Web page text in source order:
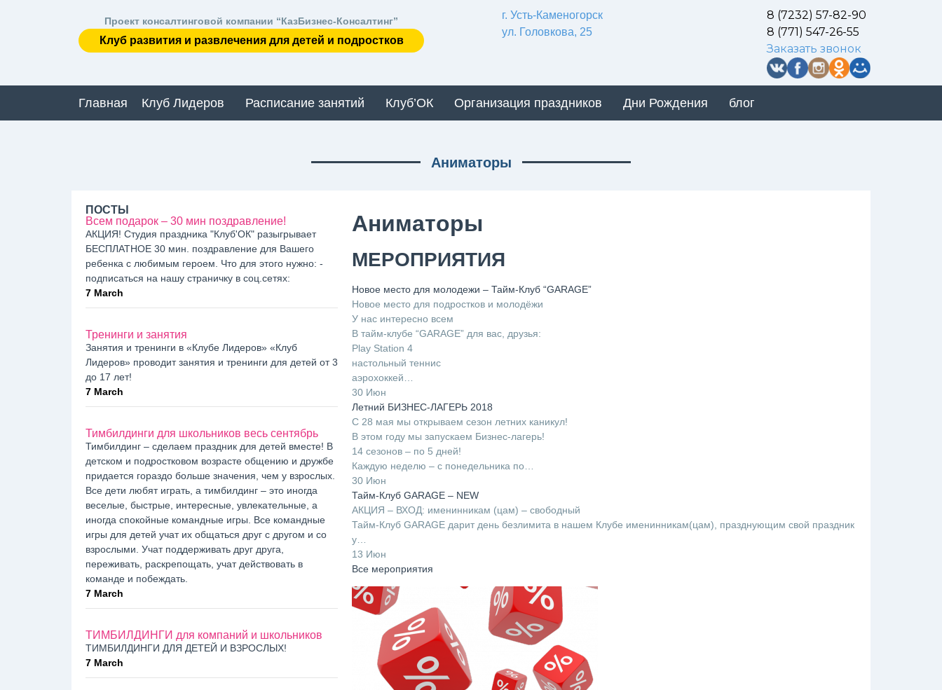
Проект консалтинговой компании “КазБизнес-Консалтинг”
Клуб развития и развлечения для детей и подростков
г. Усть-Каменогорск
ул. Головкова, 25
8 (7232) 57-82-90
8 (771) 547-26-55
Заказать звонок
Главная Клуб Лидеров Расписание занятий Клуб’ОК Организация праздников Дни Рождения блог
Аниматоры
ПОСТЫ
Всем подарок – 30 мин поздравление!
АКЦИЯ! Студия праздника "Клуб'ОК" разыгрывает
БЕСПЛАТНОЕ 30 мин. поздравление для Вашего
ребенка с любимым героем. Что для этого нужно: -
подписаться на нашу страничку в соц.сетях:
7 March
Тренинги и занятия
Занятия и тренинги в «Клубе Лидеров» «Клуб
Лидеров» проводит занятия и тренинги для детей от 3
до 17 лет!
7 March
Тимбилдинги для школьников весь сентябрь
Тимбилдинг – сделаем праздник для детей вместе! В
детском и подростковом возрасте общению и дружбе
придается гораздо больше значения, чем у взрослых.
Все дети любят играть, а тимбилдинг – это иногда
веселые, быстрые, интересные, увлекательные, а
иногда спокойные командные игры. Все командные
игры для детей учат их общаться друг с другом и со
взрослыми. Учат поддерживать друг друга,
переживать, раскрепощать, учат действовать в
команде и побеждать.
7 March
ТИМБИЛДИНГИ для компаний и школьников
ТИМБИЛДИНГИ ДЛЯ ДЕТЕЙ И ВЗРОСЛЫХ!
7 March
Аниматоры
МЕРОПРИЯТИЯ
Новое место для молодежи – Тайм-Клуб “GARAGE”
Новое место для подростков и молодёжи
У нас интересно всем
В тайм-клубе “GARAGE” для вас, друзья:
Play Station 4
настольный теннис
аэрохоккей…
30 Июн
Летний БИЗНЕС-ЛАГЕРЬ 2018
С 28 мая мы открываем сезон летних каникул!
В этом году мы запускаем Бизнес-лагерь!
14 сезонов – по 5 дней!
Каждую неделю – с понедельника по…
30 Июн
Тайм-Клуб GARAGE – NEW
АКЦИЯ – ВХОД: именинникам (цам) – свободный
Тайм-Клуб GARAGE дарит день безлимита в нашем Клубе именинникам(цам), празднующим свой праздник
у…
13 Июн
Все мероприятия